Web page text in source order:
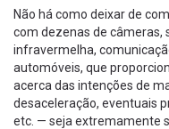
Não há como deixar de
com dezenas de câmeras,
infravermelha,
automóveis, que
acerca das intenções de
desaceleração, eventuais
etc. — seja extremamente